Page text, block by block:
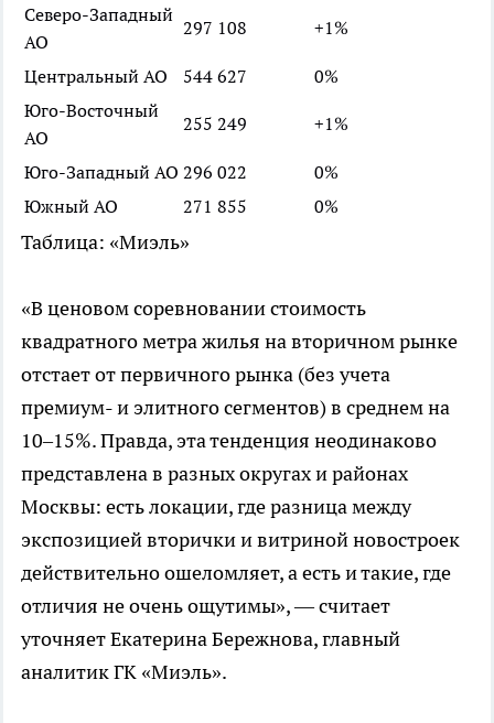
Северо-Западный
АО
297 108 +1%
Центральный АО 544 627
0%
Юго-Восточный
АО
255 249 +1%
Юго-Западный АО 296 022
0%
Южный АО
271 855 0%
Таблица: «Миэль»
«В ценовом соревновании стоимость
квадратного метра жилья на вторичном рынке
отстает от первичного рынка (без учета
премиум- и элитного сегментов) в среднем на
10–15%. Правда, эта тенденция неодинаково
представлена в разных округах и районах
Москвы: есть локации, где разница между
экспозицией вторички и витриной новостроек
действительно ошеломляет, а есть и такие, где
отличия не очень ощутимы», — считает
уточняет Екатерина Бережнова, главный
аналитик ГК «Миэль».